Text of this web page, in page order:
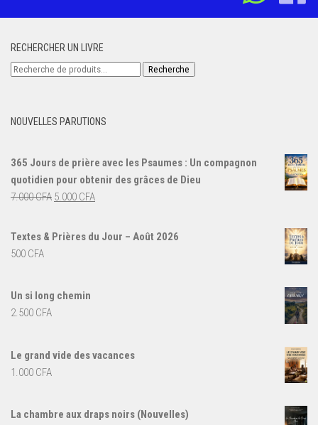
RECHERCHER UN LIVRE
Recherche
Recherche
NOUVELLES PARUTIONS
365 Jours de prière avec les Psaumes : Un compagnon
quotidien pour obtenir des grâces de Dieu
7.000CFA Le
initial
5.000 CFALe
actuel
Textes & Prières du Jour – Août 2026
500 CFA
Un si long chemin
2.500 CFA
Le grand vide des vacances
1.000 CFA
La chambre aux draps noirs (Nouvelles)